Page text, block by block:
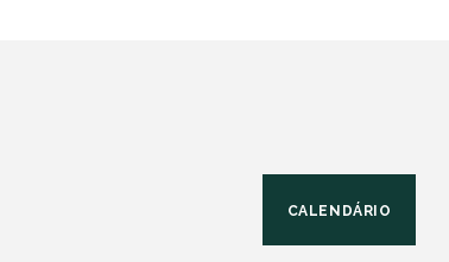
CALENDÁRIO